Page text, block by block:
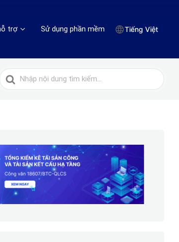
trợ Sử dụng phần mềm Tiếng Việt
Tìm
kiếm